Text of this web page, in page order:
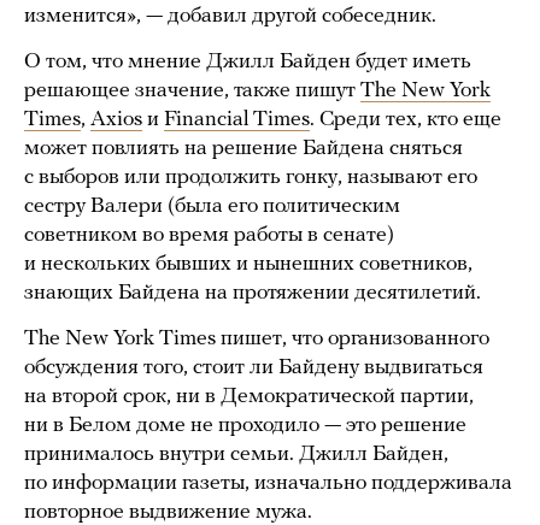
изменится», — добавил другой собеседник.
О том, что мнение Джилл Байден будет иметь
решающее значение, также пишут The New York
Times, Axios и Financial Times. Среди тех, кто еще
может повлиять на решение Байдена сняться
с выборов или продолжить гонку, называют его
сестру Валери (была его политическим
советником во время работы в сенате)
и нескольких бывших и нынешних советников,
знающих Байдена на протяжении десятилетий.
The New York Times пишет, что организованного
обсуждения того, стоит ли Байдену выдвигаться
на второй срок, ни в Демократической партии,
ни в Белом доме не проходило — это решение
принималось внутри семьи. Джилл Байден,
по информации газеты, изначально поддерживала
повторное выдвижение мужа.